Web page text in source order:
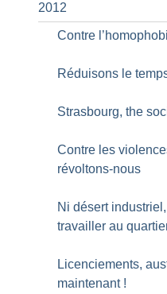
2012
Contre
Réduisons le
Strasbourg, the
Contre les
révoltons-nous
Ni désert
travailler au
Licenciements,
maintenant !